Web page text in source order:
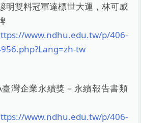
明雙料冠軍達標世大運，林可威
www.ndhu.edu.tw/p/406-
tw
臺灣企業永續獎－永續報告書類
www.ndhu.edu.tw/p/406-